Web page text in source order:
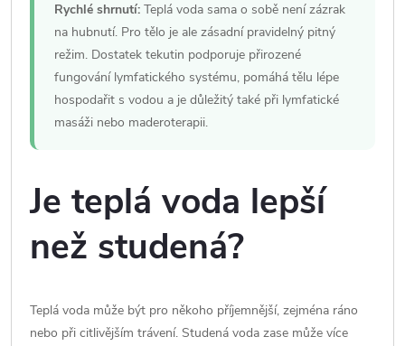
Rychlé shrnutí: Teplá voda sama o sobě není zázrak
na hubnutí. Pro tělo je ale zásadní pravidelný pitný
režim. Dostatek tekutin podporuje přirozené
fungování lymfatického systému, pomáhá tělu lépe
hospodařit s vodou a je důležitý také při lymfatické
masáži nebo maderoterapii.
Je teplá voda lepší
než studená?
Teplá voda může být pro někoho příjemnější, zejména ráno
nebo při citlivějším trávení. Studená voda zase může více